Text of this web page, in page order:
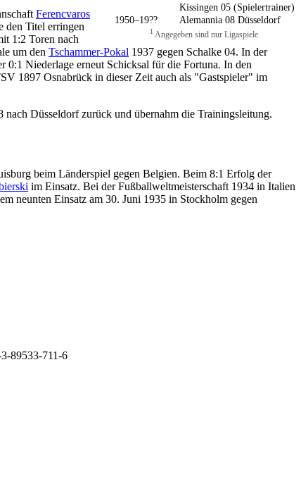
Kissingen 05 (Spielertrainer)
1950–19??
Alemannia 08 Düsseldorf
1Angegeben sind nur Ligaspiele.
Ferencvaros
den Titel erringen
1:2 Toren nach
um den Tschammer-Pokal 1937 gegen Schalke 04. In der
0:1 Niederlage erneut Schicksal für die Fortuna. In den
1897 Osnabrück in dieser Zeit auch als "Gastspieler" im
Düsseldorf zurück und übernahm die Trainingsleitung.
beim Länderspiel gegen Belgien. Beim 8:1 Erfolg der
im Einsatz. Bei der Fußballweltmeisterschaft 1934 in Italien
neunten Einsatz am 30. Juni 1935 in Stockholm gegen
89533-711-6